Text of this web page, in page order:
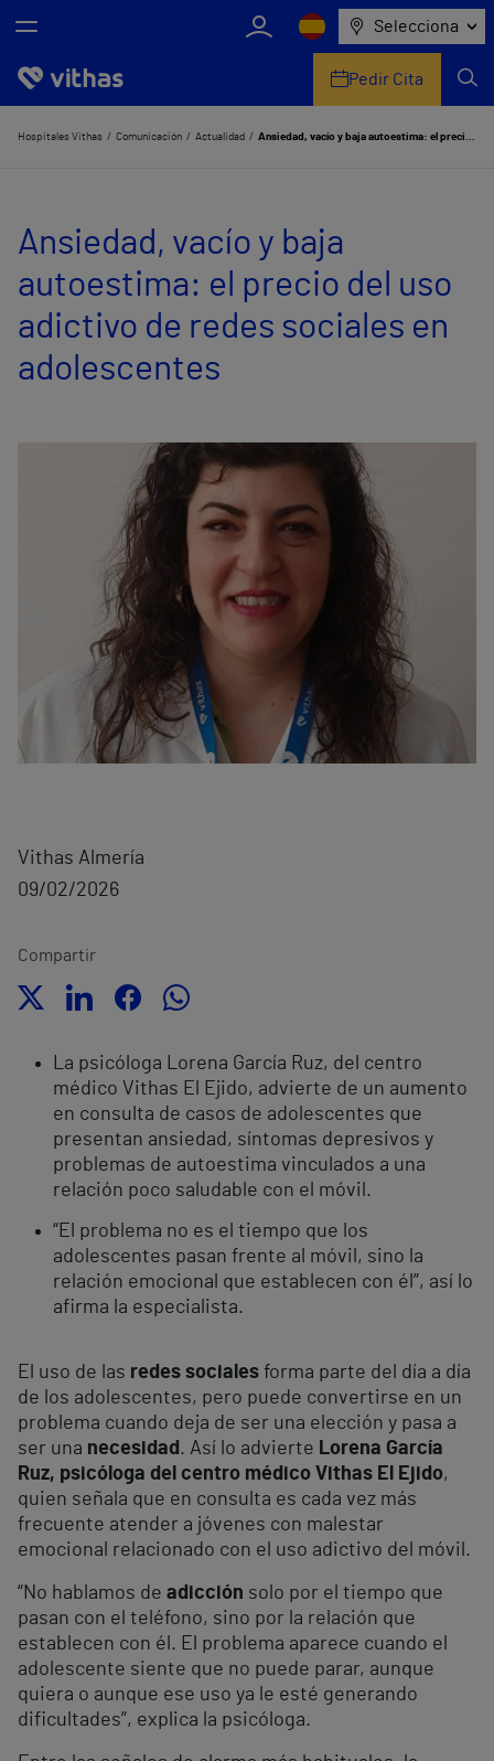
Selecciona
Nosotros
Servicios de salud
Equipo médico y asistencial
Pedir Cita
Hospitales Vithas Comunicación Actualidad Ansiedad, vacío y baja autoestima: el precio del uso adictivo de redes sociales en adolescentes
Ansiedad, vacío y baja
autoestima: el precio del uso
adictivo de redes sociales en
adolescentes
Vithas Almería
09/02/2026
Compartir
La psicóloga Lorena García Ruz, del centro
médico Vithas El Ejido, advierte de un aumento
en consulta de casos de adolescentes que
presentan ansiedad, síntomas depresivos y
problemas de autoestima vinculados a una
relación poco saludable con el móvil.
“El problema no es el tiempo que los
adolescentes pasan frente al móvil, sino la
relación emocional que establecen con él”, así lo
afirma la especialista.
El uso de las redes sociales forma parte del día a día
de los adolescentes, pero puede convertirse en un
problema cuando deja de ser una elección y pasa a
ser una necesidad . Así lo advierte Lorena García
Ruz, psicóloga del centro médico Vithas El Ejido,
quien señala que en consulta es cada vez más
frecuente atender a jóvenes con malestar
emocional relacionado con el uso adictivo del móvil.
“No hablamos de adicción solo por el tiempo que
pasan con el teléfono, sino por la relación que
establecen con él. El problema aparece cuando el
adolescente siente que no puede parar, aunque
quiera o aunque ese uso ya le esté generando
dificultades”, explica la psicóloga.